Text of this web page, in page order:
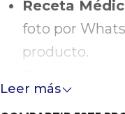
Receta
foto por
producto.
Requiere
Leer más